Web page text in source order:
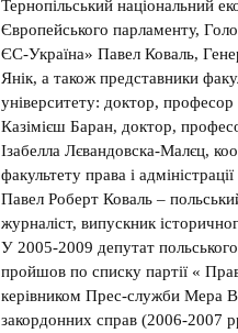
Тернопільський національний
Європейського парламенту,
ЄС-Україна» Павел Коваль,
Янік, а також представники
університету: доктор, професор
Казімієш Баран, доктор,
Ізабелла Лєвандовска-Малєц,
факультету права і
Павел Роберт Коваль –
журналіст, випускник
У 2005-2009 депутат
пройшов по списку партії «
керівником Прес-служби Мера
закордонних справ (2006-2007